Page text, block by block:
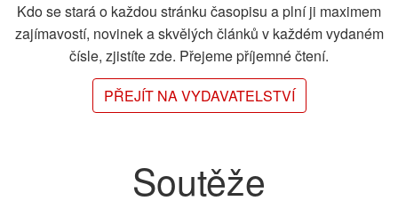
Kdo se stará o každou stránku časopisu a plní ji maximem
zajímavostí, novinek a skvělých článků v každém vydaném
čísle, zjistíte zde. Přejeme příjemné čtení.
PŘEJÍT NA VYDAVATELSTVÍ
Soutěže